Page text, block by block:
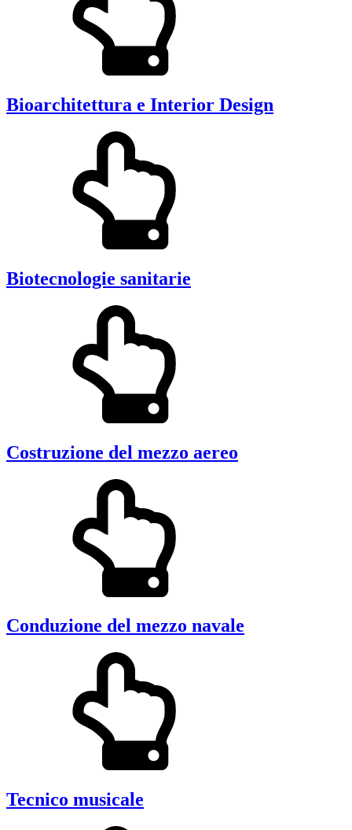
Bioarchitettura e Interior Design
Biotecnologie sanitarie
Costruzione del mezzo aereo
Conduzione del mezzo navale
Tecnico musicale